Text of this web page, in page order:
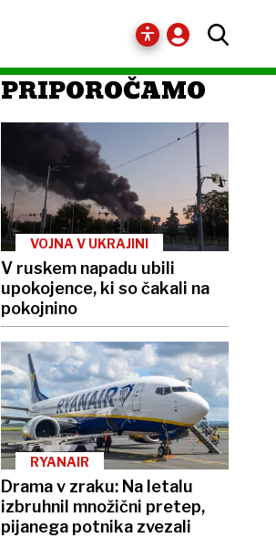
PRIPOROČAMO
VOJNA V UKRAJINI
V ruskem napadu ubili
upokojence, ki so čakali na
pokojnino
RYANAIR
Drama v zraku: Na letalu
izbruhnil množični pretep,
pijanega potnika zvezali